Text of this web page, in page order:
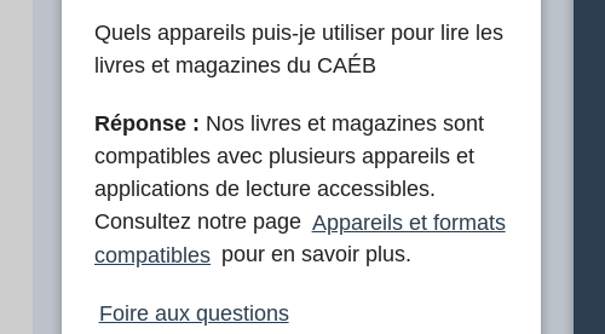
Quels appareils puis-je utiliser pour lire les
livres et magazines du CAÉB
Réponse : Nos livres et magazines sont
compatibles avec plusieurs appareils et
applications de lecture accessibles.
Consultez notre page Appareils et formats
compatibles pour en savoir plus.
Foire aux questions